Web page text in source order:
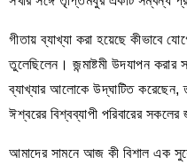
গীতায় ব্যাখ্যা করা হয়েছে কীভাবে
তুলেছিলেন। জন্মাষ্টমী উদযাপন
ব্যাখ্যার আলোকে উদ্‌‌‌ঘাটিত করেছেন,
ঈশ্বরের বিশ্বব্যাপী পরিবারের
আমাদের সামনে আজ কী বিশাল এক